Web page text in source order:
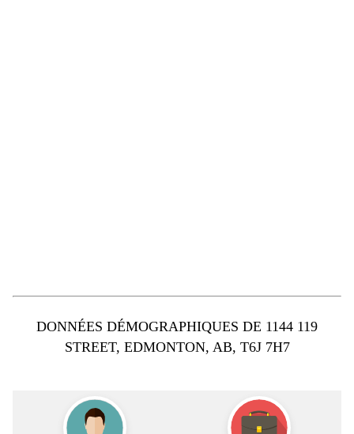
DONNÉES DÉMOGRAPHIQUES DE 1144 119
STREET, EDMONTON, AB, T6J 7H7